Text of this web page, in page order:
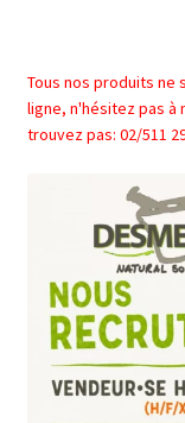
Tous nos produits ne
ligne, n'hésitez pas à
trouvez pas: 02/511